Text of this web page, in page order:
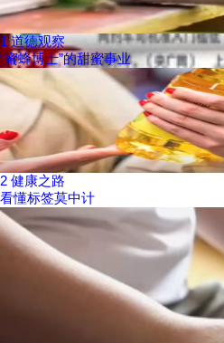
1 道德观察
“蜜蜂博士”的甜蜜事业
2 健康之路
看懂标签莫中计